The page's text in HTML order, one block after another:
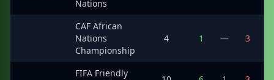
Nations
CAF African
Nations
Championship
4 1 — 3
FIFA Friendly